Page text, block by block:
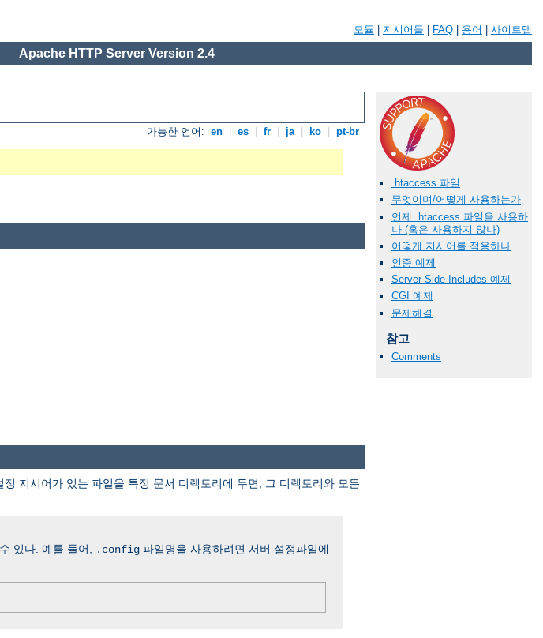
모듈 지시어들 FAQ 용어 사이트맵
Apache HTTP Server Version 2.4
가능한 언어: en es fr ja ko pt-br
.htaccess 파일
무엇이며/어떻게 사용하는가
언제 .htaccess 파일을 사용하
나 (혹은 사용하지 않나)
어떻게 지시어를 적용하나
인증 예제
Server Side Includes 예제
CGI 예제
문제해결
참고
Comments
지시어가 있는 파일을 특정 문서 디렉토리에 두면, 그 디렉토리와 모든
있다. 예를 들어, .config 파일명을 사용하려면 서버 설정파일에